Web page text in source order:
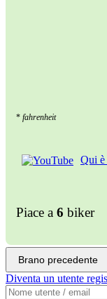
* fahrenheit
Qui è
Piace a 6 biker
Brano precedente
Diventa un utente